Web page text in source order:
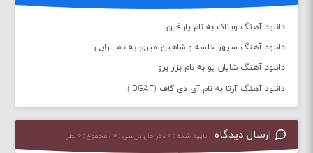
دانلود آهنگ ویناک به نام پارافین
دانلود آهنگ سپهر خلسه و شاهین میری به نام تراپی
دانلود آهنگ شایان یو به نام بزار برو
دانلود آهنگ آرتا به نام آی دی گاف (IDGAF)
ارسال دیدگاه تایید شده : ۰ ، در حال بررسی : ۰ ، مجموع : ۰ نظر